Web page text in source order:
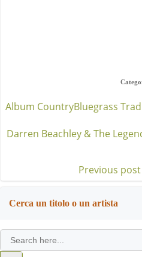
Album CountryBluegrass
Darren Beachley & The
Post
navigation
Previous post
Cerca un titolo o un artista
Search
for: